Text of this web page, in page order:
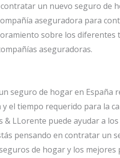
un nuevo seguro de
aseguradora para
sobre los diferentes
aseguradoras.
seguro de hogar en España
el tiempo requerido para la
& LLorente puede ayudar a
pensando en contratar un
de hogar y los mejores